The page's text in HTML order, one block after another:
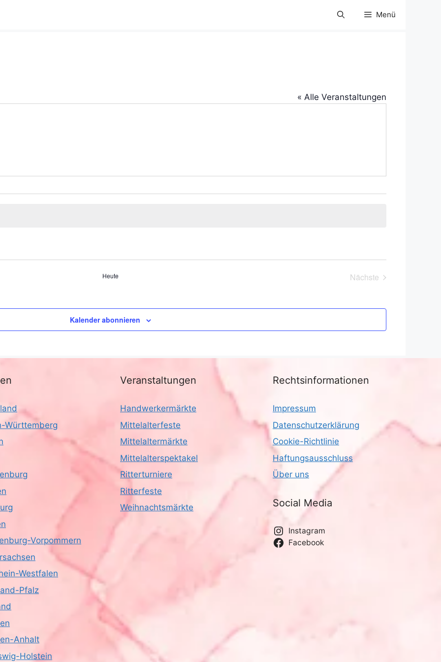
Menü
« Alle Veranstaltungen
Heute
Nächste
Kalender abonnieren
Württemberg
Vorpommern
Westfalen
Pfalz
Anhalt
Holstein
Veranstaltungen
Handwerkermärkte
Mittelalterfeste
Mittelaltermärkte
Mittelalterspektakel
Ritterturniere
Ritterfeste
Weihnachtsmärkte
Rechtsinformationen
Impressum
Datenschutzerklärung
Cookie-Richtlinie
Haftungsausschluss
Über uns
Social Media
Instagram
Facebook